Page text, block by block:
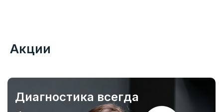
Акции
Диагностика всегда